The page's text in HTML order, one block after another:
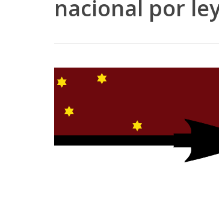
Hit enter to search or ESC to
nacional por